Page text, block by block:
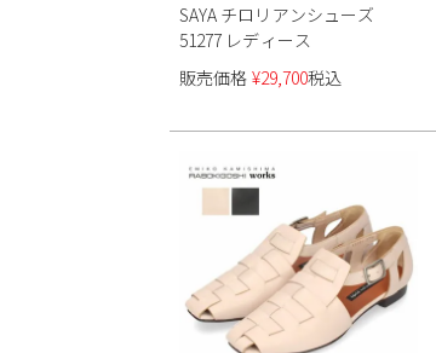
SAYA チロリアンシューズ
51277 レディース
販売価格 ¥29,700税込